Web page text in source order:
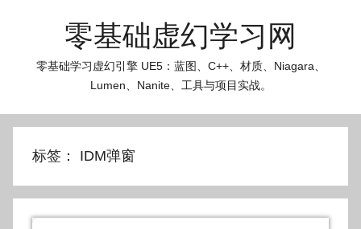
零基础虚幻学习网
零基础学习虚幻引擎 UE5：蓝图、C++、材质、Niagara、
Lumen、Nanite、工具与项目实战。
标签： IDM弹窗